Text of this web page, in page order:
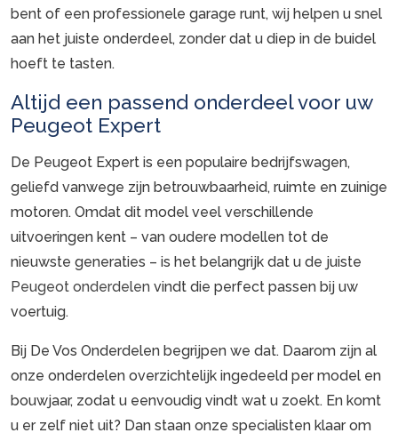
bent of een professionele garage runt, wij helpen u snel
aan het juiste onderdeel, zonder dat u diep in de buidel
hoeft te tasten.
Altijd een passend onderdeel voor uw
Peugeot Expert
De Peugeot Expert is een populaire bedrijfswagen,
geliefd vanwege zijn betrouwbaarheid, ruimte en zuinige
motoren. Omdat dit model veel verschillende
uitvoeringen kent – van oudere modellen tot de
nieuwste generaties – is het belangrijk dat u de juiste
Peugeot onderdelen vindt die perfect passen bij uw
voertuig.
Bij De Vos Onderdelen begrijpen we dat. Daarom zijn al
onze onderdelen overzichtelijk ingedeeld per model en
bouwjaar, zodat u eenvoudig vindt wat u zoekt. En komt
u er zelf niet uit? Dan staan onze specialisten klaar om